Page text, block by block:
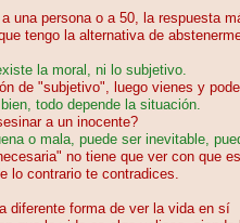
una persona o a 50, la respuesta
tengo la alternativa de
la moral, ni lo subjetivo.
de "subjetivo", luego vienes y
todo depende la situación.
a un inocente?
o mala, puede ser inevitable,
no tiene que ver con que
lo contrario te contradices.
diferente forma de ver la vida en sí